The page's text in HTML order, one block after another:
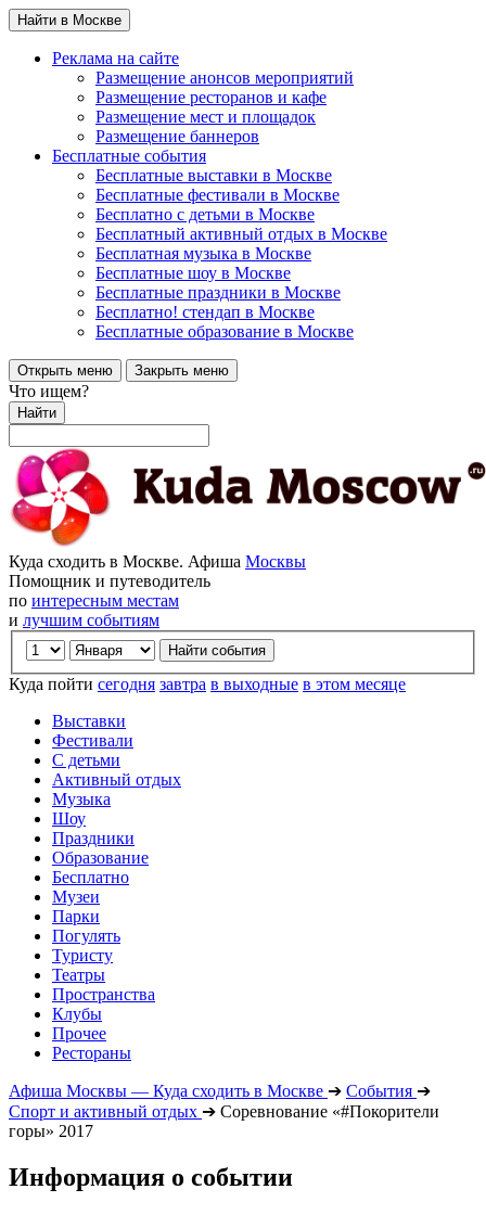
Найти в Москве
Реклама на сайте
Размещение анонсов мероприятий
Размещение ресторанов и кафе
Размещение мест и площадок
Размещение баннеров
Бесплатные события
Бесплатные выставки в Москве
Бесплатные фестивали в Москве
Бесплатно с детьми в Москве
Бесплатный активный отдых в Москве
Бесплатная музыка в Москве
Бесплатные шоу в Москве
Бесплатные праздники в Москве
Бесплатно! стендап в Москве
Бесплатные образование в Москве
Открыть меню Закрыть меню
Что ищем?
Найти
Куда сходить в Москве. Афиша Москвы
Помощник и путеводитель
по интересным местам
и лучшим событиям
Куда пойти сегодня завтра в выходные в этом месяце
Выставки
Фестивали
С детьми
Активный отдых
Музыка
Шоу
Праздники
Образование
Бесплатно
Музеи
Парки
Погулять
Туристу
Театры
Пространства
Клубы
Прочее
Рестораны
Афиша Москвы — Куда сходить в Москве ➔ События ➔
Спорт и активный отдых ➔ Соревнование «#Покорители
горы» 2017
Информация о событии